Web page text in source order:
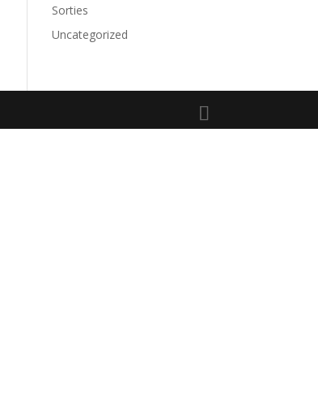
Sorties
Uncategorized